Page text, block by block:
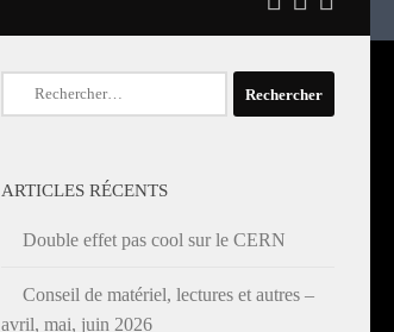
Rechercher :
ARTICLES RÉCENTS
Double effet pas cool sur le CERN
Conseil de matériel, lectures et autres –
avril, mai, juin 2026